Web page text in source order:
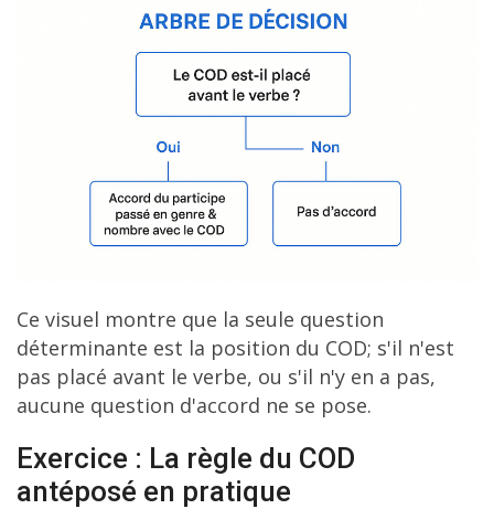
Ce visuel montre que la seule question
déterminante est la position du COD; s'il n'est
pas placé avant le verbe, ou s'il n'y en a pas,
aucune question d'accord ne se pose.
Exercice : La règle du COD
antéposé en pratique